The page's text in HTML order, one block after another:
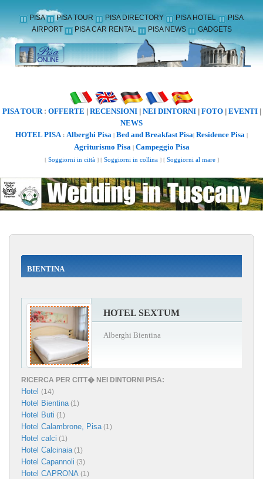
PISA PISA TOUR PISA DIRECTORY PISA HOTEL
PISA
AIRPORT
PISA CAR RENTAL PISA NEWS GADGETS
PISA TOUR: OFFERTE RECENSIONI| NEI DINTORNI| FOTO| EVENTI|
NEWS
HOTEL PISA: Alberghi Pisa | Bed and Breakfast Pisa| Residence Pisa |
Agriturismo Pisa| Campeggio Pisa
[ Soggiorni in città] [ Soggiorni in collina] [ Soggiorni al mare]
BIENTINA
HOTEL SEXTUM
Alberghi Bientina
RICERCA PER CITT� NEI DINTORNI PISA:
Hotel (14)
Hotel Bientina (1)
Hotel Buti (1)
Hotel Calambrone, Pisa (1)
Hotel calci (1)
Hotel Calcinaia (1)
Hotel Capannoli (3)
Hotel CAPRONA (1)